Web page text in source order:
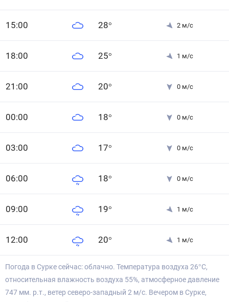
15:00 28° 2 м/с
18:00 25° 1 м/с
21 :00 20° 0 м/с
00:00 18° 0 м/с
03:00 17° 0 м/с
06:00 18° 0 м/с
09:00 19° 1 м/с
12:00 20° 1 м/с
Погода в Сурке сейчас: облачно. Температура воздуха 26°С,
относительная влажность воздуха 55%, атмосферное давление
747 мм. р.т., ветер северо-западный 2 м/с. Вечером в Сурке,